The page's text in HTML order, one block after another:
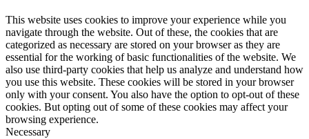
This website uses cookies to improve your experience while you
navigate through the website. Out of these, the cookies that are
categorized as necessary are stored on your browser as they are
essential for the working of basic functionalities of the website. We
also use third-party cookies that help us analyze and understand how
you use this website. These cookies will be stored in your browser
only with your consent. You also have the option to opt-out of these
cookies. But opting out of some of these cookies may affect your
browsing experience.
Necessary